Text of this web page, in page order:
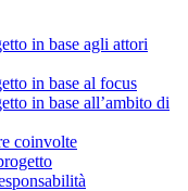
in base agli attori
in base al focus
in base all’ambito di
coinvolte